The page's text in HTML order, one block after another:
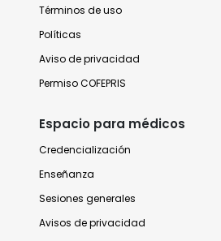
Términos de uso
Políticas
Aviso de privacidad
Permiso COFEPRIS
Espacio para médicos
Credencialización
Enseñanza
Sesiones generales
Avisos de privacidad